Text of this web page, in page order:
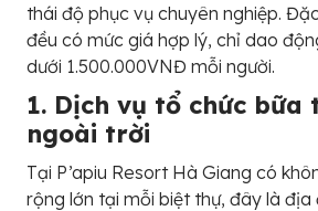
thái độ phục vụ chuyên nghiệp.
đều có mức giá hợp lý, chỉ dao
dưới 1.500.000VNĐ mỗi người.
1. Dịch vụ tổ chức bữa
ngoài trời
Tại P’apiu Resort Hà Giang có
rộng lớn tại mỗi biệt thự, đây là địa